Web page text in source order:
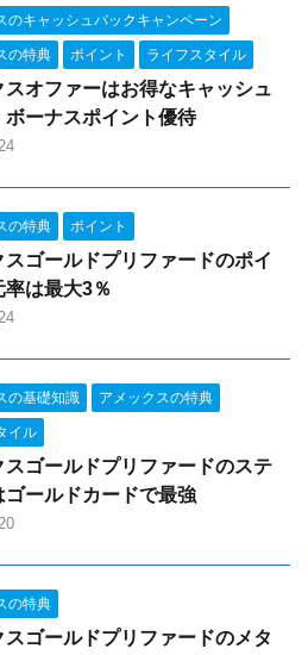
のキャッシュバックキャンペーン
の特典 ポイント ライフスタイル
スオファーはお得なキャッシュ
ボーナスポイント優待
の特典 ポイント
スゴールドプリファードのポイ
率は最大3％
の基礎知識 アメックスの特典
イル
スゴールドプリファードのステ
ゴールドカードで最強
の特典
スゴールドプリファードのメタ